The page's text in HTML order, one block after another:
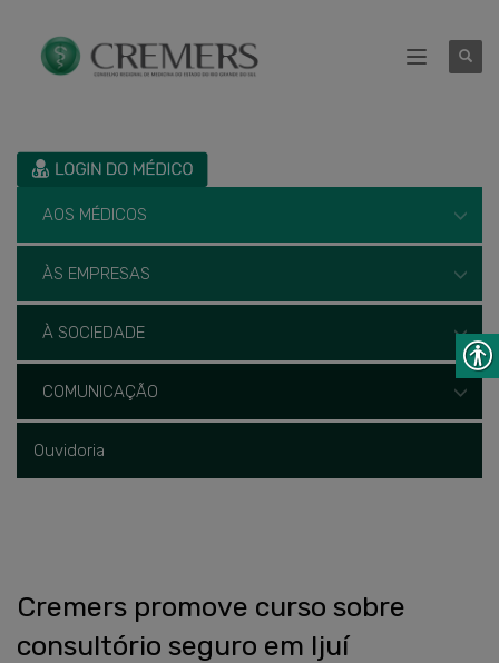
AOS MÉDICOS
ÀS EMPRESAS
À SOCIEDADE
COMUNICAÇÃO
Ouvidoria
Cremers promove curso sobre
consultório seguro em Ijuí